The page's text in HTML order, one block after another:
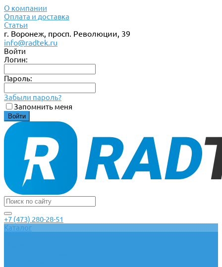
О компании
Оплата и доставка
Статьи
г. Воронеж, просп. Революции, 39
info@radtek.ru
Войти
Логин:
Пароль:
Забыли пароль?
Запомнить меня
+7 (473) 280-28-51
Каталог